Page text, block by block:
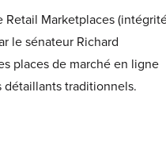
Marketplaces
le sénateur Richard
places de marché en ligne
détaillants traditionnels.